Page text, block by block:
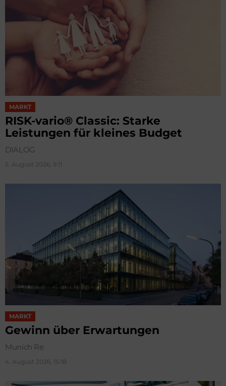
MARKT
RISK-vario® Classic: Starke
Leistungen für kleines Budget
DIALOG
5. August 2026, 9:11
MARKT
Gewinn über Erwartungen
Munich Re
4. August 2026, 15:18